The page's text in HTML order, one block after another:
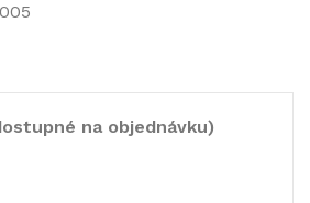
na objednávku)